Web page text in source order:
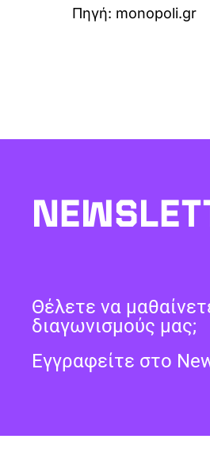
Πηγή: monopoli.gr
Θέλετε να
διαγωνισμούς μας;
Εγγραφείτε στο